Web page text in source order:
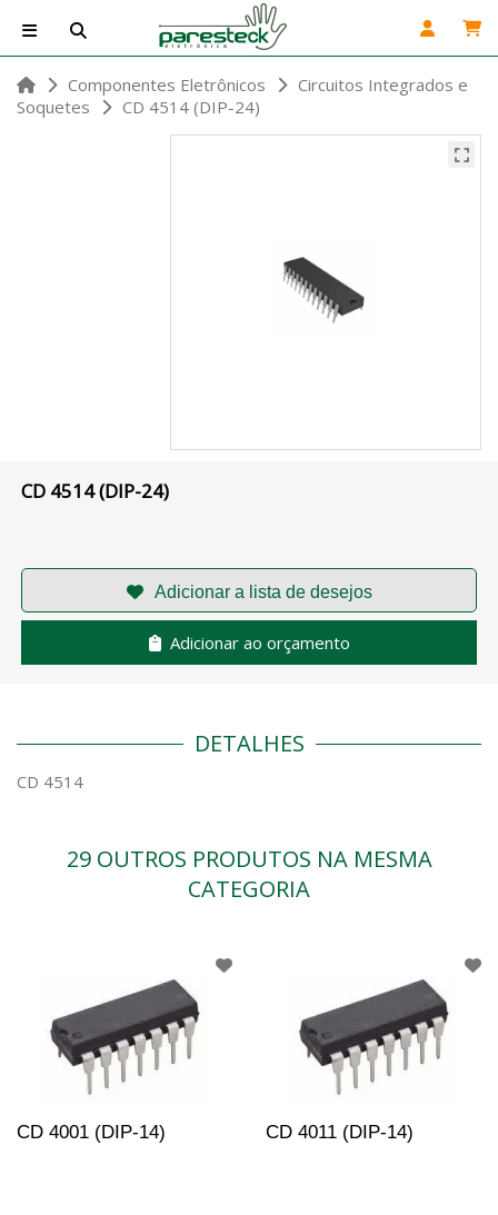
Componentes Eletrônicos
Circuitos Integrados e
Soquetes
CD 4514 (DIP-24)
CD 4514 (DIP-24)
Adicionar ao orçamento
DETALHES
CD 4514
29 OUTROS PRODUTOS NA MESMA
CATEGORIA
CD 4001 (DIP-14) CD 4011 (DIP-14)